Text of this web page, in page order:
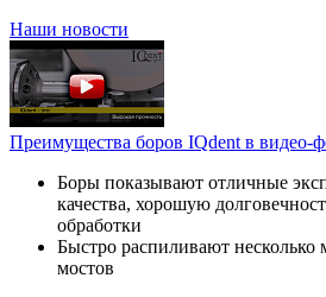
Наши новости
Преимущества боров IQdent в видео-
Боры показывают отличные
качества, хорошую
обработки
Быстро распиливают несколько
мостов